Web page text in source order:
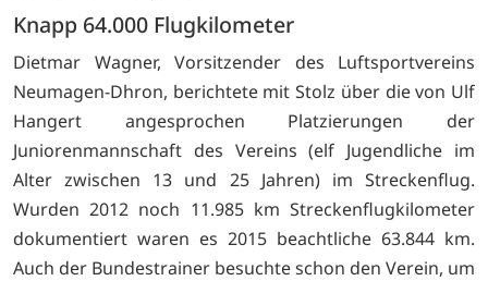
Knapp 64.000 Flugkilometer
Dietmar Wagner, Vorsitzender des Luftsportvereins
Neumagen-Dhron, berichtete mit Stolz über die von Ulf
Hangert angesprochen Platzierungen der
Juniorenmannschaft des Vereins (elf Jugendliche im
Alter zwischen 13 und 25 Jahren) im Streckenflug.
Wurden 2012 noch 11.985 km Streckenflugkilometer
dokumentiert waren es 2015 beachtliche 63.844 km.
Auch der Bundestrainer besuchte schon den Verein, um